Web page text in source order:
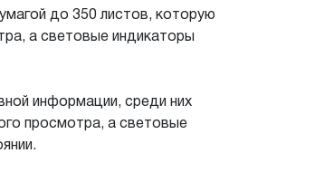
до 350 листов, которую
а световые индикаторы
информации, среди них
просмотра, а световые